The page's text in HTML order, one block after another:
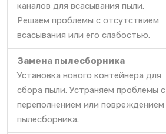
каналов для всасывания пыли.
Решаем проблемы с отсутствием
всасывания или его слабостью.
Замена пылесборника
Установка нового контейнера для
сбора пыли. Устраняем проблемы с
переполнением или повреждением
пылесборника.